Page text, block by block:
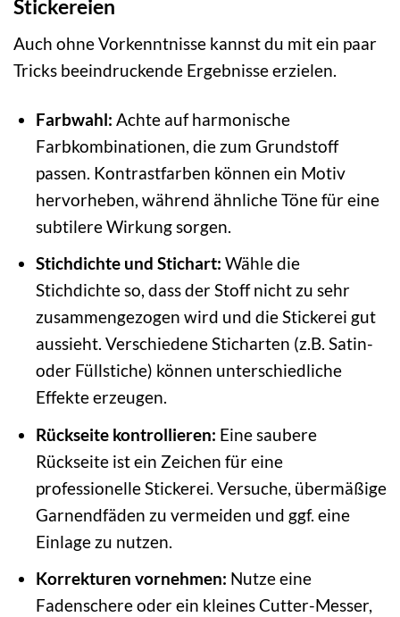
Stickereien
Auch ohne Vorkenntnisse kannst du mit ein paar
Tricks beeindruckende Ergebnisse erzielen.
Farbwahl: Achte auf harmonische
Farbkombinationen, die zum Grundstoff
passen. Kontrastfarben können ein Motiv
hervorheben, während ähnliche Töne für eine
subtilere Wirkung sorgen.
Stichdichte und Stichart: Wähle die
Stichdichte so, dass der Stoff nicht zu sehr
zusammengezogen wird und die Stickerei gut
aussieht. Verschiedene Sticharten (z.B. Satin-
oder Füllstiche) können unterschiedliche
Effekte erzeugen.
Rückseite kontrollieren: Eine saubere
Rückseite ist ein Zeichen für eine
professionelle Stickerei. Versuche, übermäßige
Garnendfäden zu vermeiden und ggf. eine
Einlage zu nutzen.
Korrekturen vornehmen: Nutze eine
Fadenschere oder ein kleines Cutter-Messer,